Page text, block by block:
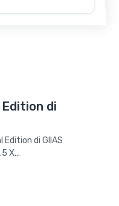
di
di GIIAS
X...